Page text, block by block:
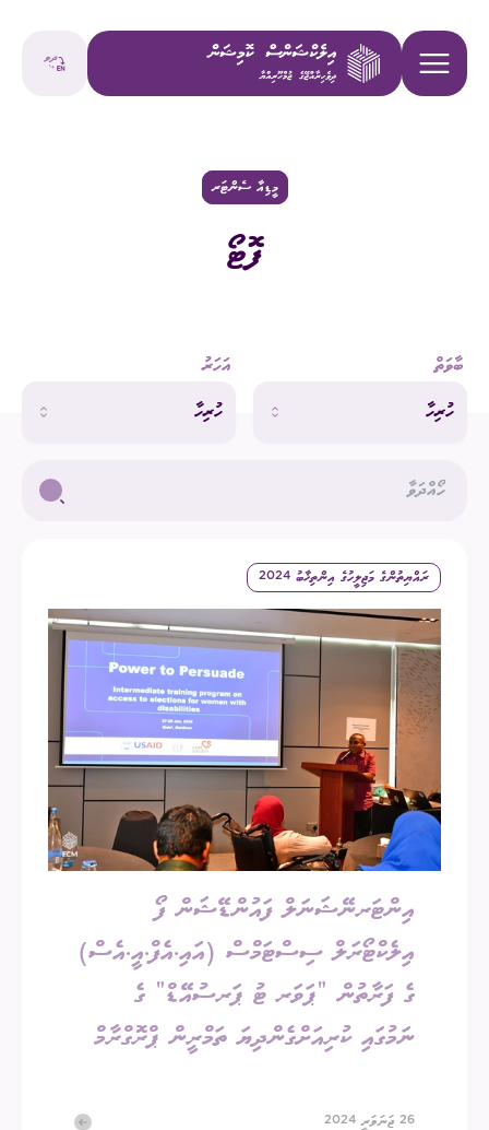
މީޑިއާ ސެންޓަރ
ފޮޓޯ
ބާވަތް
ހުރިހާ
އަހަރު
ހުރިހާ
ރައްޔިތުންގެ މަޖިލީހުގެ އިންތިޚާބު 2024
އިންޓަރނޭޝަނަލް ފައުންޑޭޝަން ފޯ
އިލެކްޓޯރަލް ސިސްޓަމްސް (އައި.އެފް.އީ.އެސް)
ގެ ފަރާތުން “ޕަވަރ ޓު ޕަރސުއޭޑް” ގެ
ނަމުގައި ކުރިއަށްގެންދިޔަ ތަމްރީން ޕްރޮގްރާމް
26 ޖަނަވަރީ 2024